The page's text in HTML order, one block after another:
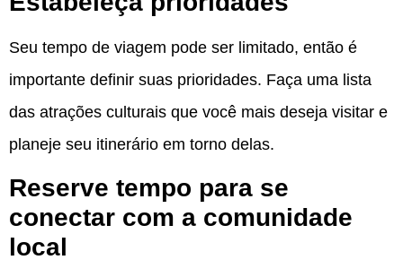
Seu tempo de viagem pode ser limitado, então é
importante definir suas prioridades. Faça uma lista
das atrações culturais que você mais deseja visitar e
planeje seu itinerário em torno delas.
Reserve tempo para se
conectar com a comunidade
local